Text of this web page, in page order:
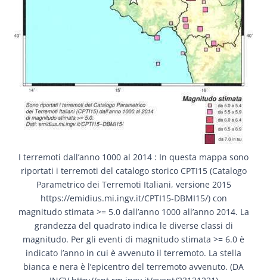
I terremoti dall’anno 1000 al 2014 : In questa mappa sono
riportati i terremoti del catalogo storico CPTI15 (Catalogo
Parametrico dei Terremoti Italiani, versione 2015
https://emidius.mi.ingv.it/CPTI15-DBMI15/) con
magnitudo stimata >= 5.0 dall’anno 1000 all’anno 2014. La
grandezza del quadrato indica le diverse classi di
magnitudo. Per gli eventi di magnitudo stimata >= 6.0 è
indicato l’anno in cui è avvenuto il terremoto. La stella
bianca e nera è l’epicentro del terremoto avvenuto. (DA